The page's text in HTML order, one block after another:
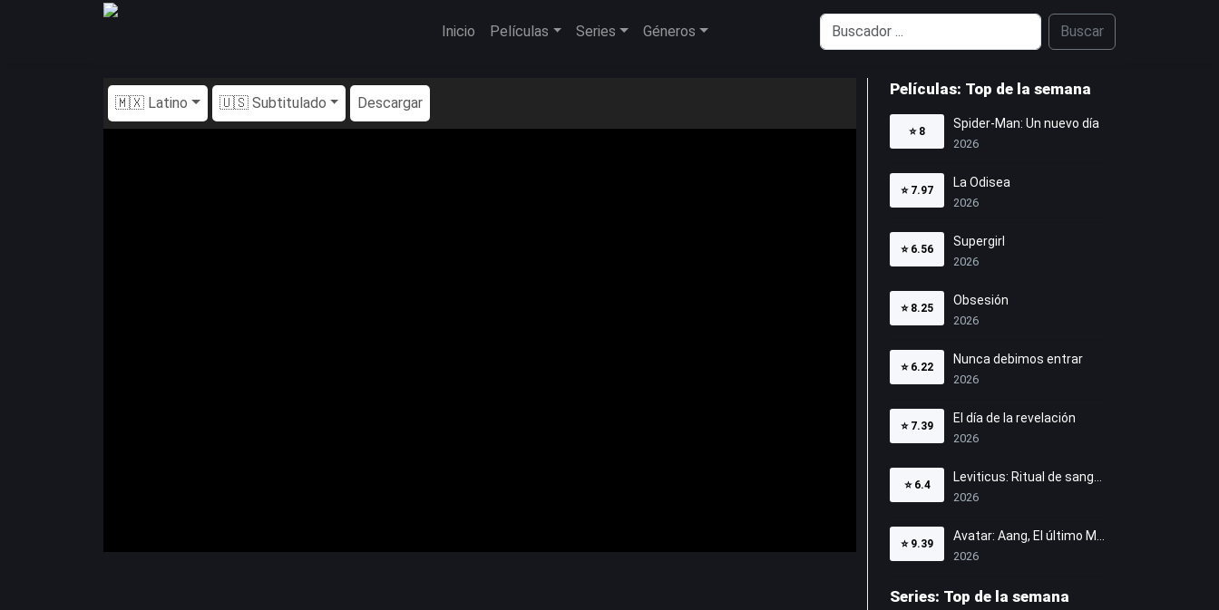
Inicio Películas Series Géneros Buscar
🇲🇽 Latino 🇺🇸 Subtitulado Descargar
Películas: Top de la semana
⭐ 8
Spider-Man: Un nuevo día
2026
⭐ 7.97
La Odisea
2026
⭐ 6.56
Supergirl
2026
⭐ 8.25
Obsesión
2026
⭐ 6.22
Nunca debimos entrar
2026
⭐ 7.39
El día de la revelación
2026
⭐ 6.4
2026
⭐ 9.39
2026
Series: Top de la semana